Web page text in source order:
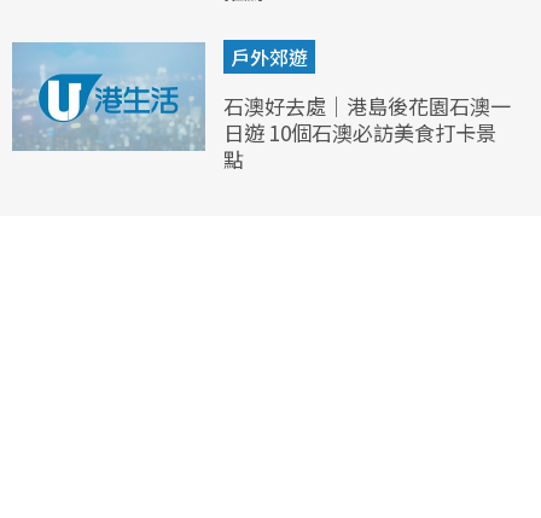
戶外郊遊
石澳好去處｜港島後花園石澳一
日遊 10個石澳必訪美食打卡景
點